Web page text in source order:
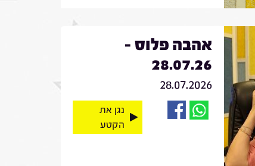
אהבה פלוס -
28.07.26
28.07.2026
נגן את
הקטע